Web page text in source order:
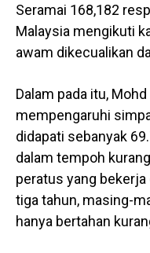
Seramai 168,182
Malaysia mengikuti
awam dikecualikan
Dalam pada itu,
mempengaruhi
didapati sebanyak
dalam tempoh
peratus yang
tiga tahun, masing-
hanya bertahan